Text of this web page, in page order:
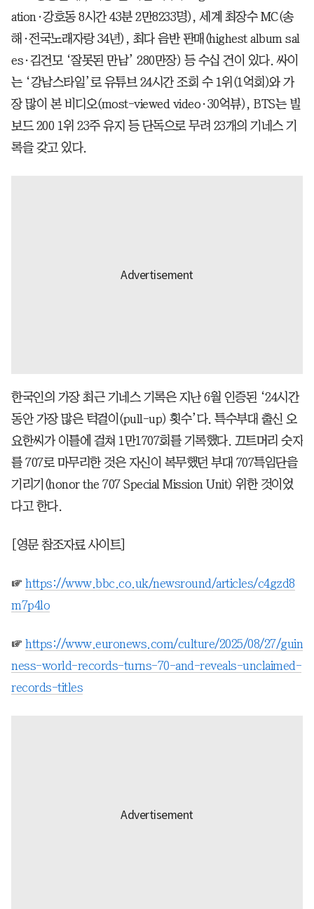
ation·강호동 8시간 43분 2만8233명), 세계 최장수 MC(송
해·전국노래자랑 34년), 최다 음반 판매(highest album sal
es·김건모 ‘잘못된 만남’ 280만장) 등 수십 건이 있다. 싸이
는 ‘강남스타일’로 유튜브 24시간 조회 수 1위(1억회)와 가
장 많이 본 비디오(most-viewed video·30억뷰), BTS는 빌
보드 200 1위 23주 유지 등 단독으로 무려 23개의 기네스 기
록을 갖고 있다.
한국인의 가장 최근 기네스 기록은 지난 6월 인증된 ‘24시간
동안 가장 많은 턱걸이(pull-up) 횟수’다. 특수부대 출신 오
요한씨가 이틀에 걸쳐 1만1707회를 기록했다. 끄트머리 숫자
를 707로 마무리한 것은 자신이 복무했던 부대 707특임단을
기리기(honor the 707 Special Mission Unit) 위한 것이었
다고 한다.
[영문 참조자료 사이트]
☞ https://www.bbc.co.uk/newsround/articles/c4gzd8
m7p4lo
☞ https://www.euronews.com/culture/2025/08/27/guin
ness-world-records-turns-70-and-reveals-unclaimed-
records-titles